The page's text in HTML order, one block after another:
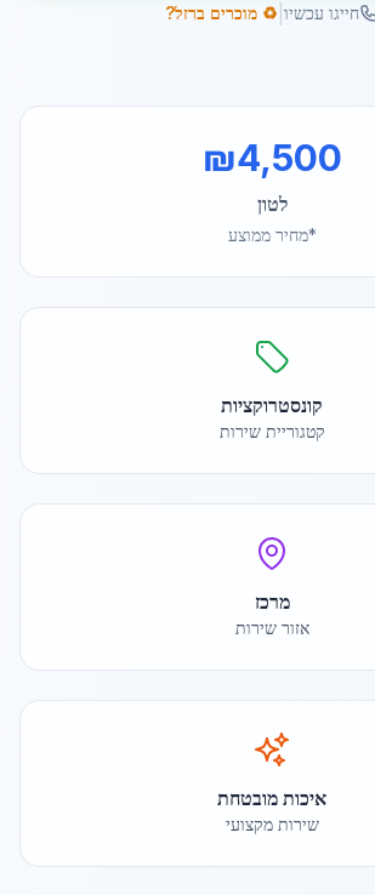
חייגו עכשיו ♻️ מוכרים ברזל?
₪4,500
לטון
*מחיר ממוצע
קונסטרוקציות
קטגוריית שירות
מרכז
אזור שירות
איכות מובטחת
שירות מקצועי